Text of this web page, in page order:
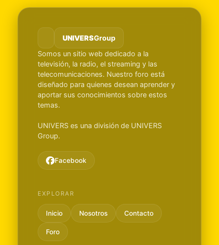
UNIVERSGroup
Somos un sitio web dedicado a la
televisión, la radio, el streaming y las
telecomunicaciones. Nuestro foro está
diseñado para quienes desean aprender y
aportar sus conocimientos sobre estos
temas.
UNIVERS es una división de UNIVERS
Group.
Facebook
EXPLORAR
Inicio Nosotros Contacto
Foro